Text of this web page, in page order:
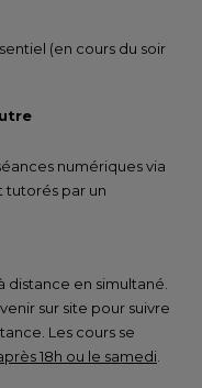
(en cours du soir
numériques via
tutorés par un
en simultané.
sur site pour suivre
Les cours se
18h ou le samedi